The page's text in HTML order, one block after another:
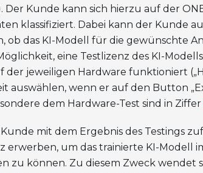
Der Kunde kann sich hierzu auf der
klassifiziert. Dabei kann der Kunde
ob das KI-Modell für die gewünschte
eine Testlizenz des KI-
der jeweiligen Hardware funktioniert
auswählen, wenn er auf den Button
dem Hardware-Test sind in Ziffer
mit dem Ergebnis des Testings
erwerben, um das trainierte KI-Modell
zu können. Zu diesem Zweck wendet